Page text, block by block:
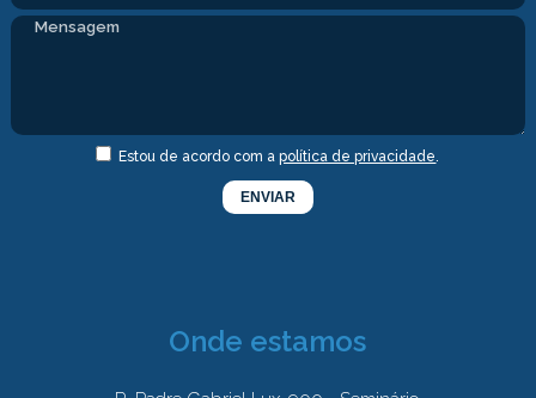
Estou de acordo com apolítica de privacidade.
Onde estamos